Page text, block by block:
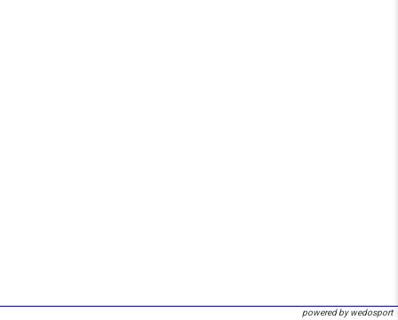
powered by wedosport